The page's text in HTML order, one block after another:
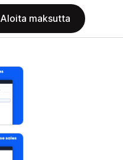
Aloita maksutta